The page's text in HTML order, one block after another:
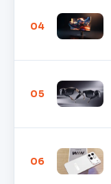
04
05
06